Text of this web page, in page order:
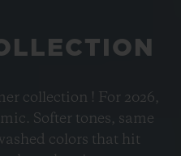
collection ! For 2026,
Softer tones, same
colors that hit